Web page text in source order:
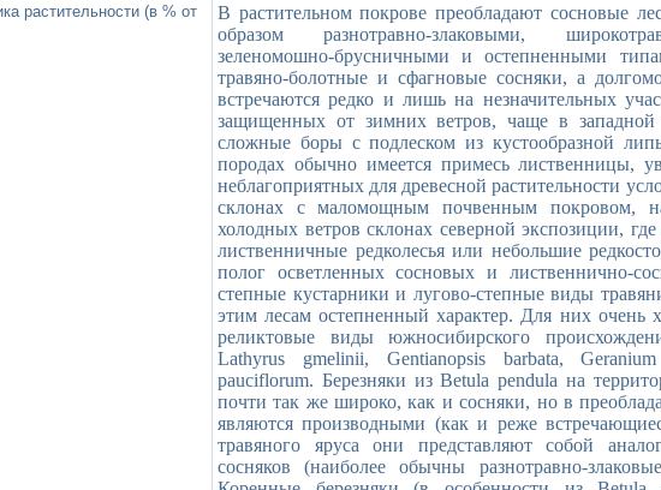
растительности (в % от
В растительном покрове преобладают сосновые
образом разнотравно-злаковыми,
зеленомошно-брусничными и остепненными
травяно-болотные и сфагновые сосняки, а
встречаются редко и лишь на незначительных
защищенных от зимних ветров, чаще в западной
сложные боры с подлеском из кустообразной
породах обычно имеется примесь лиственницы,
неблагоприятных для древесной растительности
склонах с маломощным почвенным покровом,
холодных ветров склонах северной экспозиции,
лиственничные редколесья или небольшие
полог осветленных сосновых и лиственнично-
степные кустарники и лугово-степные виды
этим лесам остепненный характер. Для них очень
реликтовые виды южносибирского
Lathyrus gmelinii, Gentianopsis barbata,
pauciflorum. Березняки из Betula pendula на
почти так же широко, как и сосняки, но в
являются производными (как и реже
травяного яруса они представляют собой
сосняков (наиболее обычны разнотравно-